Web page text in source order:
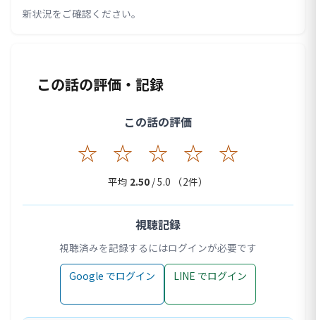
新状況をご確認ください。
この話の評価・記録
この話の評価
☆ ☆ ☆ ☆ ☆
平均 2.50 / 5.0 （2件）
視聴記録
視聴済みを記録するにはログインが必要です
Google でログイン
LINE でログイン